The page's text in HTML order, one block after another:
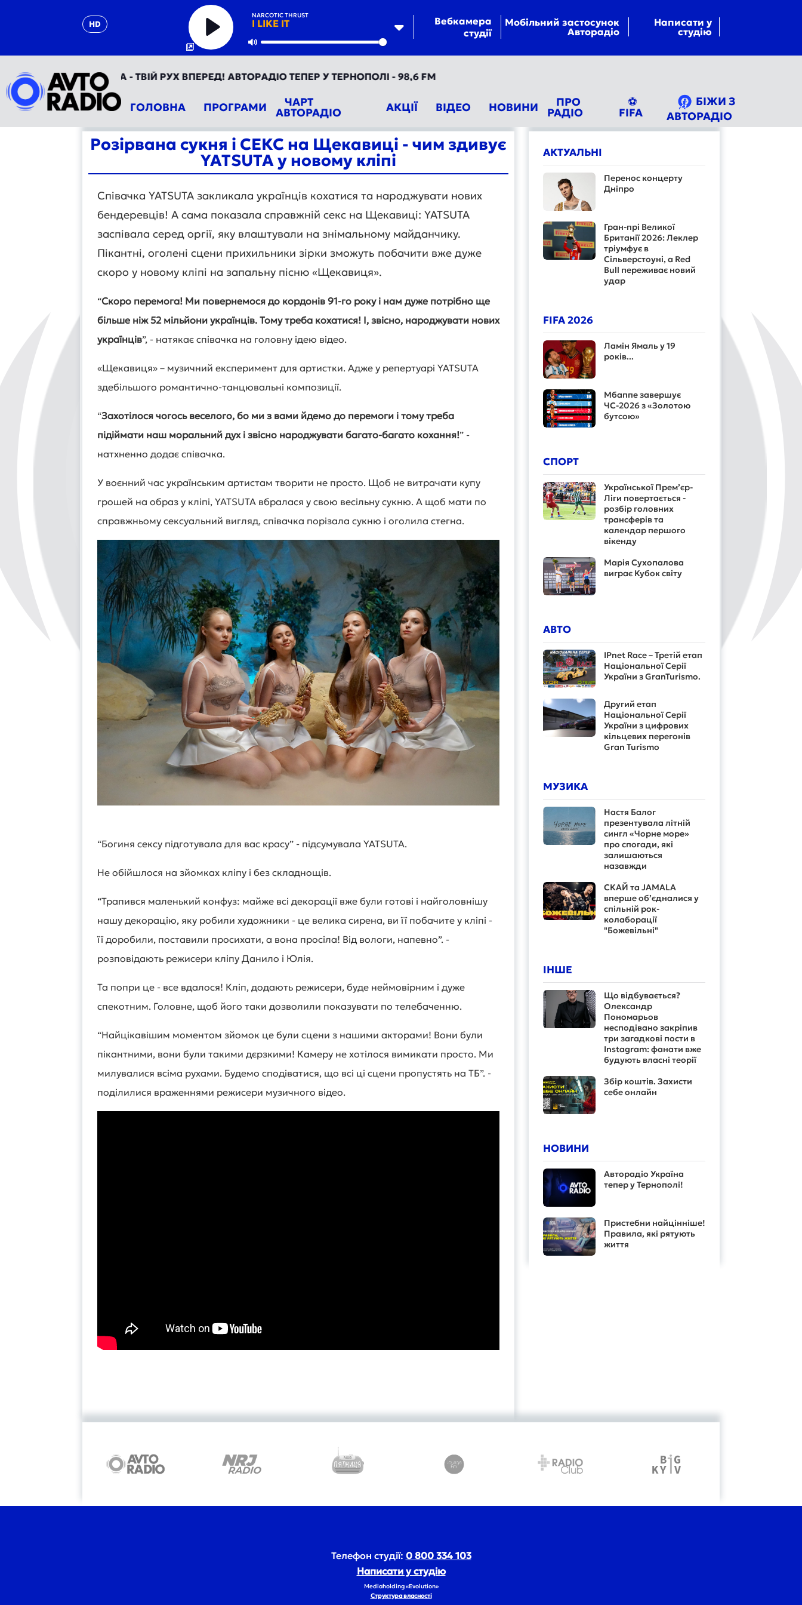
HD
NARCOTIC THRUST
I LIKE IT
Play
Mute
Вебкамера
студії
Мобільний застосунок
Авторадіо
Написати у
студію
УКРАЇНА - ТВІЙ РУХ ВПЕРЕД! АВТОРАДІО ТЕПЕР У ТЕРНОПОЛІ - 98,6 FM
ГОЛОВНА ПРОГРАМИ ЧАРТ
АВТОРАДІО АКЦІЇ ВІДЕО НОВИНИ ПРО
РАДІО
⚽
FIFA
БІЖИ З
АВТОРАДІО
Розірвана сукня і СЕКС на Щекавиці - чим здивує
YATSUTA у новому кліпі
Співачка YATSUTA закликала українців кохатися та народжувати нових
бендеревців! А сама показала справжній секс на Щекавиці: YATSUTA
заспівала серед оргії, яку влаштували на знімальному майданчику.
Пікантні, оголені сцени прихильники зірки зможуть побачити вже дуже
скоро у новому кліпі на запальну пісню «Щекавиця».
“Скоро перемога! Ми повернемося до кордонів 91-го року і нам дуже потрібно ще
більше ніж 52 мільйони українців. Тому треба кохатися! І, звісно, народжувати нових
українців”, - натякає співачка на головну ідею відео.
«Щекавиця» – музичний експеримент для артистки. Адже у репертуарі YATSUTA
здебільшого романтично-танцювальні композиції.
“Захотілося чогось веселого, бо ми з вами йдемо до перемоги і тому треба
підіймати наш моральний дух і звісно народжувати багато-багато кохання!” -
натхненно додає співачка.
У воєнний час українським артистам творити не просто. Щоб не витрачати купу
грошей на образ у кліпі, YATSUTA вбралася у свою весільну сукню. А щоб мати по
справжньому сексуальний вигляд, співачка порізала сукню і оголила стегна.
“Богиня сексу підготувала для вас красу” - підсумувала YATSUTA.
Не обійшлося на зйомках кліпу і без складнощів.
“Трапився маленький конфуз: майже всі декорації вже були готові і найголовнішу
нашу декорацію, яку робили художники - це велика сирена, ви її побачите у кліпі -
її доробили, поставили просихати, а вона просіла! Від вологи, напевно”. -
розповідають режисери кліпу Данило і Юлія.
Та попри це - все вдалося! Кліп, додають режисери, буде неймовірним і дуже
спекотним. Головне, щоб його таки дозволили показувати по телебаченню.
“Найцікавішим моментом зйомок це були сцени з нашими акторами! Вони були
пікантними, вони були такими дєрзкими! Камеру не хотілося вимикати просто. Ми
милувалися всіма рухами. Будемо сподіватися, що всі ці сцени пропустять на ТБ”. -
поділилися враженнями режисери музичного відео.
АКТУАЛЬНІ
Перенос концерту
Дніпро
Гран-прі Великої
Британії 2026: Леклер
тріумфує в
Сільверстоуні, а Red
Bull переживає новий
удар
FIFA 2026
Ламін Ямаль у 19
років...
Мбаппе завершує
ЧС-2026 з «Золотою
бутсою»
СПОРТ
Української Прем’єр-
Ліги повертається -
розбір головних
трансферів та
календар першого
вікенду
Марія Сухопалова
виграє Кубок світу
АВТО
IPnet Race – Третій етап
Національної Серії
України з GranTurismo.
Другий етап
Національної Серії
України з цифрових
кільцевих перегонів
Gran Turismo
МУЗИКА
Настя Балог
презентувала літній
сингл «Чорне море»
про спогади, які
залишаються
назавжди
СКАЙ та JAMALA
вперше об’єдналися у
спільній рок-
колаборації
"Божевільні"
ІНШЕ
Що відбувається?
Олександр
Пономарьов
несподівано закріпив
три загадкові пости в
Instagram: фанати вже
будують власні теорії
Збір коштів. Захисти
себе онлайн
НОВИНИ
Авторадіо Україна
тепер у Тернополі!
Пристебни найцінніше!
Правила, які рятують
життя
Телефон студії: 0 800 334 103
Написати у студію
Mediaholding «Evolution»
Структура власності